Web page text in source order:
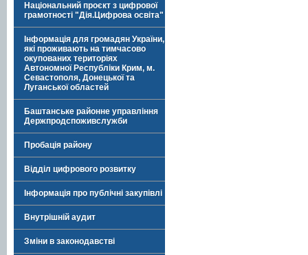
Національний проєкт з цифрової
грамотності "Дія.Цифрова освіта"
Інформація для громадян України,
які проживають на тимчасово
окупованих територіях
Автономної Республіки Крим, м.
Севастополя, Донецької та
Луганської областей
Баштанське районне управління
Держпродспоживслужби
Пробація району
Відділ цифрового розвитку
Інформація про публічні закупівлі
Внутрішній аудит
Зміни в законодавстві